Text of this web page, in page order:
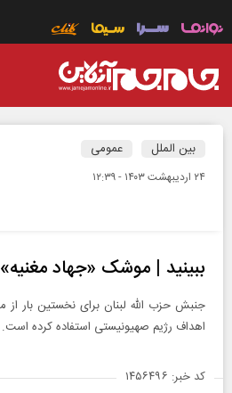
بین الملل عمومی
۲۴ ارديبهشت ۱۴۰۳ - ۱۲:۳۹
ببینید | موشک «جهاد
جنبش حزب‌ الله لبنان برای نخستین بار
اهداف رژیم صهیونیستی استفاده کرده است.
کد خبر: ۱۴۵۶۴۹۶